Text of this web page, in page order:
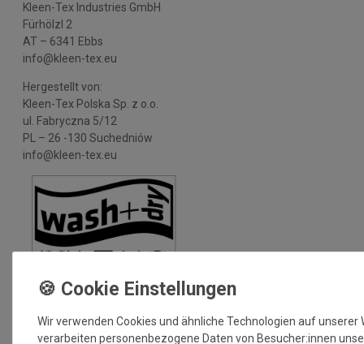
Kleen-Tex Industries GmbH
Fürhölzl 2
AT – 6341 Ebbs
info@kleen-tex.eu
Hergestellt von:
Kleen-Tex Polska Sp. z o.o.
ul. Fabryczna 5/12
PL – 26 -130 Suchedniów
info@kleen-tex.eu
Wir verwenden Cookies und ähnliche Technologien auf unserer
verarbeiten personenbezogene Daten von Besucher:innen